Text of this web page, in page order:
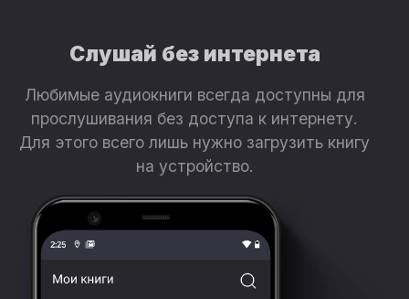
Слушай без интернета
Любимые аудиокниги всегда доступны для
прослушивания без доступа к интернету.
Для этого всего лишь нужно загрузить книгу
на устройство.